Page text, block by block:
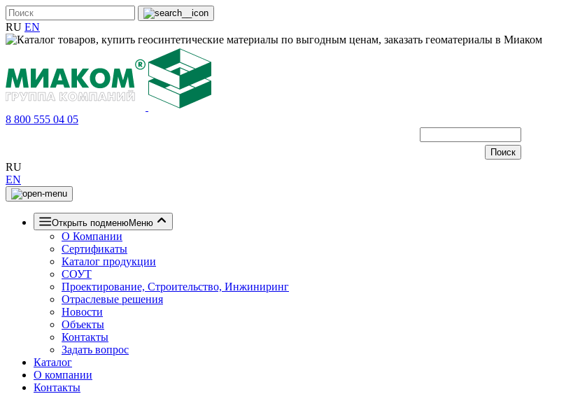
RU EN
8 800 555 04 05
RU
EN
Открыть подменюМеню
О Компании
Сертификаты
Каталог продукции
СОУТ
Проектирование, Строительство, Инжиниринг
Отраслевые решения
Новости
Объекты
Контакты
Задать вопрос
Каталог
О компании
Контакты